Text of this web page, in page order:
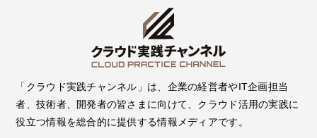
「クラウド実践チャンネル」は、企業の経営者やIT企画担当
者、技術者、開発者の皆さまに向けて、クラウド活用の実践に
役立つ情報を総合的に提供する情報メディアです。